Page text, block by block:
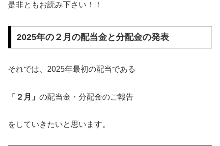
是非ともお読み下さい！！
2025年の２月の配当金と分配金の発表
それでは、2025年最初の配当である
「２月」 の配当金・分配金のご報告
をしていきたいと思います。